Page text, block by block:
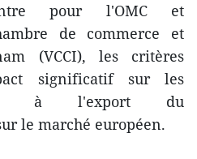
pour l'OMC et
de commerce et
(VCCI), les critères
significatif sur les
à l'export du
le marché européen.